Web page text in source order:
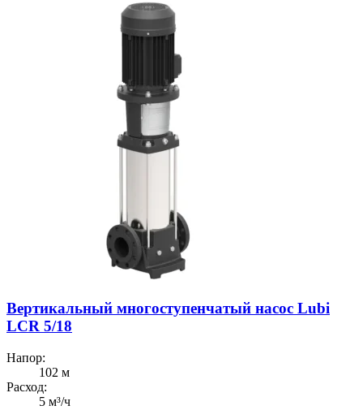
Вертикальный многоступенчатый насос Lubi
LCR 5/18
Напор:
102 м
Расход:
5 м³/ч